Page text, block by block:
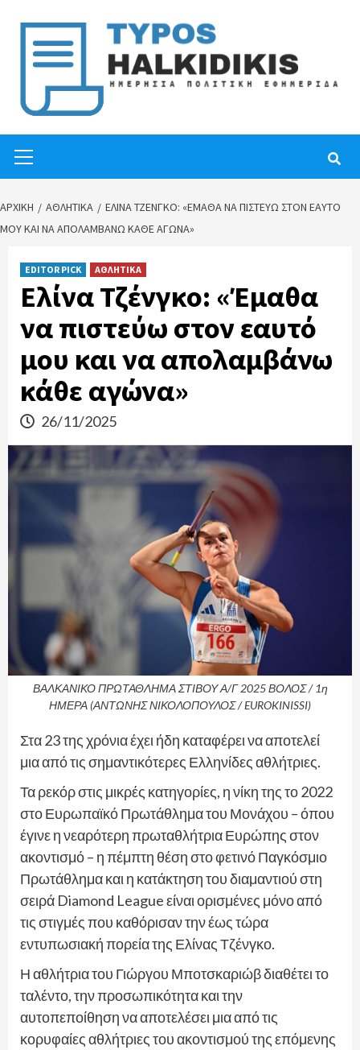
content
Menu
ΑΡΧΙΚΉ ΑΘΛΗΤΙΚΑ
ΕΛΊΝΑ ΤΖΈΝΓΚΟ: «ΈΜΑΘΑ ΝΑ ΠΙΣΤΕΎΩ ΣΤΟΝ ΕΑΥΤΌ
ΜΟΥ ΚΑΙ ΝΑ ΑΠΟΛΑΜΒΆΝΩ ΚΆΘΕ ΑΓΏΝΑ»
EDITOR PICK ΑΘΛΗΤΙΚΑ
Ελίνα Τζένγκο: «Έμαθα
να πιστεύω στον εαυτό
μου και να απολαμβάνω
κάθε αγώνα»
26/11/2025
ΒΑΛΚΑΝΙΚΟ ΠΡΩΤΑΘΛΗΜΑ ΣΤΙΒΟΥ Α/Γ 2025 ΒΟΛΟΣ / 1η
ΗΜΕΡΑ (ΑΝΤΩΝΗΣ ΝΙΚΟΛΟΠΟΥΛΟΣ / EUROKINISSI)
Στα 23 της χρόνια έχει ήδη καταφέρει να αποτελεί
μια από τις σημαντικότερες Ελληνίδες αθλήτριες.
Τα ρεκόρ στις μικρές κατηγορίες, η νίκη της το 2022
στο Ευρωπαϊκό Πρωτάθλημα του Μονάχου – όπου
έγινε η νεαρότερη πρωταθλήτρια Ευρώπης στον
ακοντισμό – η πέμπτη θέση στο φετινό Παγκόσμιο
Πρωτάθλημα και η κατάκτηση του διαμαντιού στη
σειρά Diamond League είναι ορισμένες μόνο από
τις στιγμές που καθόρισαν την έως τώρα
εντυπωσιακή πορεία της Ελίνας Τζένγκο.
Η αθλήτρια του Γιώργου Μποτσκαριώβ διαθέτει το
ταλέντο, την προσωπικότητα και την
αυτοπεποίθηση να αποτελέσει μια από τις
κορυφαίες αθλήτριες του ακοντισμού της επόμενης